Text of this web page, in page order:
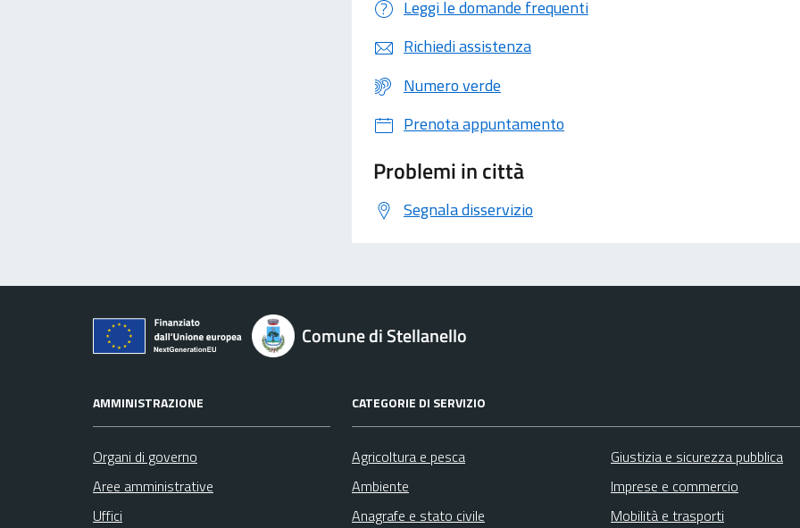
Leggi le domande frequenti
Richiedi assistenza
Numero verde
Prenota appuntamento
Problemi in città
Segnala disservizio
Comune di Stellanello
AMMINISTRAZIONE
Organi di governo
Aree amministrative
Uffici
CATEGORIE DI SERVIZIO
Agricoltura e pesca
Ambiente
Anagrafe e stato civile
Giustizia e sicurezza pubblica
Imprese e commercio
Mobilità e trasporti